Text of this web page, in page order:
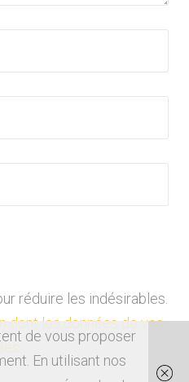
réduire les indésirables.
dont les données de vos
de vous proposer
En utilisant nos